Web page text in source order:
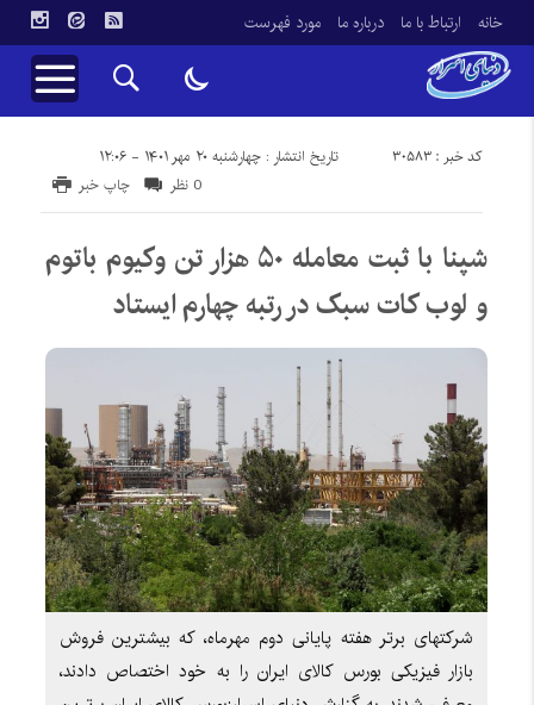
خانه ارتباط با ما درباره ما مورد فهرست
تاریخ انتشار : چهارشنبه ۲۰ مهر ۱۴۰۱ - ۱۲:۰۶ کد خبر : 30583
چاپ خبر 0 نظر
شپنا با ثبت معامله ۵۰ هزار تن وکیوم باتوم
و لوب کات سبک در رتبه چهارم ایستاد
شرکتهای برتر هفته پایانی دوم مهرماه، که بیشترین فروش
بازار فیزیکی بورس کالای ایران را به خود اختصاص دادند،